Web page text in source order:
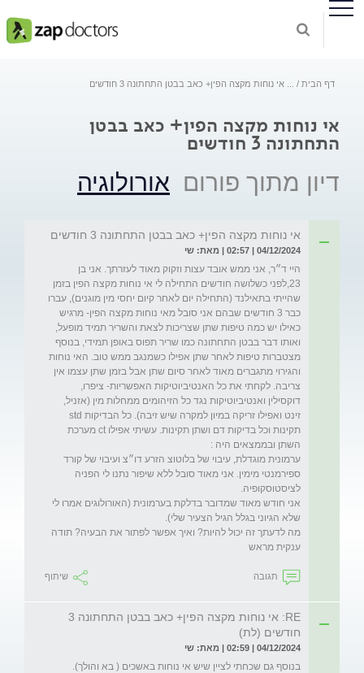
דף הבית אי נוחות מקצה הפין+ כאב בבטן התחתונה 3 חודשים
אי נוחות מקצה הפין+ כאב בבטן
התחתונה 3 חודשים
דיון מתוך פורום אורולוגיה
אי נוחות מקצה הפין+ כאב בבטן התחתונה 3 חודשים
04/12/2024 | 02:57 | מאת: שי
היי ד״ר, אני ממש אובד עצות וזקוק מאוד לעזרתך. אני בן
23,לפני כשלושה חודשים התחילה לי אי נוחות מקצה הפין בזמן
שהייתי בתאילנד (התחילה יום לאחר קיום יחסי מין מוגנים), עברו
כבר 3 חודשים שבהם אני סובל מאי נוחות מקצה הפין- מרגיש
כאילו יש כמה טיפות שתן שצריכות לצאת והשריר תמיד מופעל,
ואותו דבר בבטן התחתונה כמו שריר תפוס באופן תמידי, בנוסף
מצטברות טיפות לאחר שתן אפילו כשמנגב ממש טוב. האי נוחות
והגירוי מתגברים מאוד לאחר סיום שתן אבל בזמן שתן עצמו אין
צריבה. לקחתי את כל האנטיביוטיקות האפשריות- ציפרו,
דוקסילין ואנטיביוטיקות נגד כל הזיהומים ממחלות מין (אזניל,
תקינות וכל בדיקות דם ושתן תקינות. עשיתי אפילו ct מערכת
ערמונית מוגדלת, עיבוי של בלוטוצ הזרע דו״צ ועיבוי של קורד
ספירמנטי מימין. אני מאוד סובל ללא שיפור נתנו לי הפניה
אני חודש מאוד שמדובר בדלקת בערמונית (האורולוגים אמרו לי
מה לדעתך זה יכול להיות? ואיך אפשר לפתור את הבעיה? תודה
ענקית מראש
תגובה שיתוף
RE: אי נוחות מקצה הפין+ כאב בבטן התחתונה 3
חודשים (לת)
04/12/2024 | 02:59 | מאת: שי
בנוסף גם שכחתי לציין שיש אי נוחות באשכים ( בא והולך).